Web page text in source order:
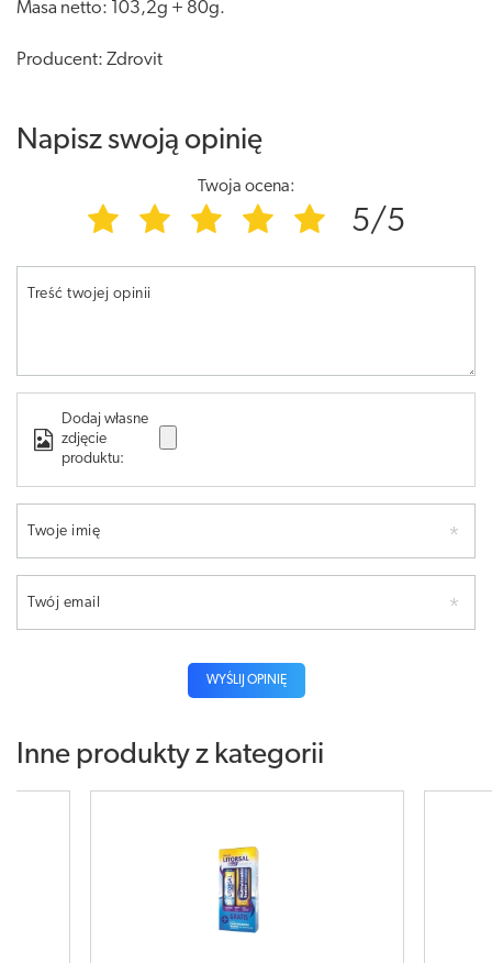
Masa netto: 103,2g + 80g.
Producent: Zdrovit
Napisz swoją opinię
Twoja ocena:
5/5
Treść twojej opinii
Dodaj własne
zdjęcie
produktu:
Twoje imię
Twój email
WYŚLIJ OPINIĘ
Inne produkty z kategorii